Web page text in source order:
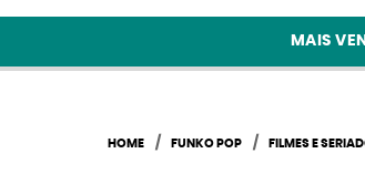
MAIS
HOME FUNKO POP FILMES E